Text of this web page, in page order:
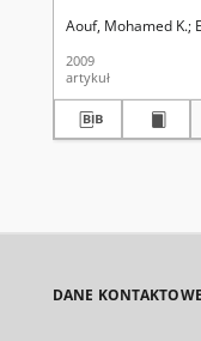
Aouf, Mohamed K.
2009
artykuł
DANE KONTAKTOWE